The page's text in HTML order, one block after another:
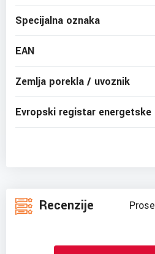
Specijalna oznaka
EAN
Zemlja porekla / uvoznik
Evropski registar
Recenzije